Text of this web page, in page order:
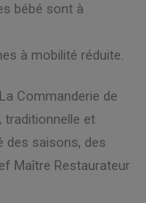
bébé sont à
à mobilité réduite.
Commanderie de
traditionnelle et
des saisons, des
Maître Restaurateur